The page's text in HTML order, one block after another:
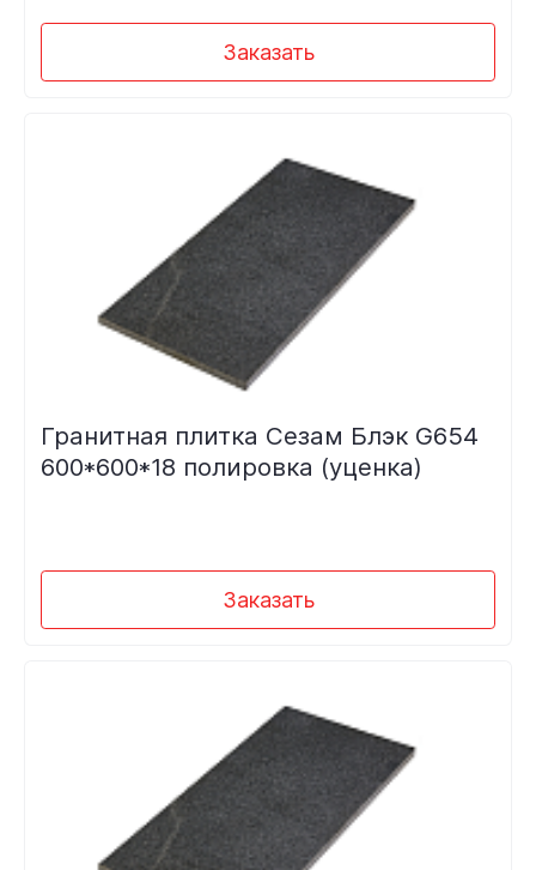
Заказать
Гранитная плитка Сезам Блэк G654
600*600*18 полировка (уценка)
Заказать